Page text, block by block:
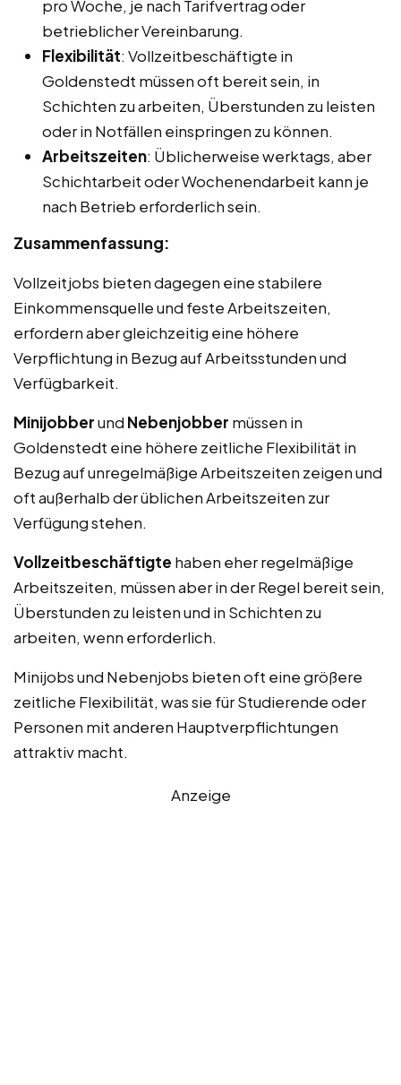
pro Woche, je nach Tarifvertrag oder
betrieblicher Vereinbarung.
Flexibilität: Vollzeitbeschäftigte in
Goldenstedt müssen oft bereit sein, in
Schichten zu arbeiten, Überstunden zu leisten
oder in Notfällen einspringen zu können.
Arbeitszeiten: Üblicherweise werktags, aber
Schichtarbeit oder Wochenendarbeit kann je
nach Betrieb erforderlich sein.
Zusammenfassung:
Vollzeitjobs bieten dagegen eine stabilere
Einkommensquelle und feste Arbeitszeiten,
erfordern aber gleichzeitig eine höhere
Verpflichtung in Bezug auf Arbeitsstunden und
Verfügbarkeit.
Minijobberund Nebenjobber müssen in
Goldenstedt eine höhere zeitliche Flexibilität in
Bezug auf unregelmäßige Arbeitszeiten zeigen und
oft außerhalb der üblichen Arbeitszeiten zur
Verfügung stehen.
Vollzeitbeschäftigte haben eher regelmäßige
Arbeitszeiten, müssen aber in der Regel bereit sein,
Überstunden zu leisten und in Schichten zu
arbeiten, wenn erforderlich.
Minijobs und Nebenjobs bieten oft eine größere
zeitliche Flexibilität, was sie für Studierende oder
Personen mit anderen Hauptverpflichtungen
attraktiv macht.
Anzeige